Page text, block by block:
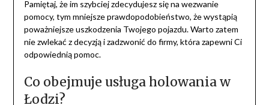
Pamiętaj, że im szybciej zdecydujesz się na wezwanie
pomocy, tym mniejsze prawdopodobieństwo, że wystąpią
poważniejsze uszkodzenia Twojego pojazdu. Warto zatem
nie zwlekać z decyzją i zadzwonić do firmy, która zapewni Ci
odpowiednią pomoc.
Co obejmuje usługa holowania w
Łodzi?